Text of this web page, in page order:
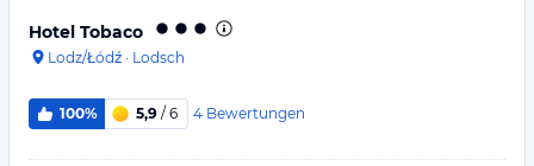
Hotel Tobaco
Lodz/Łódź · Lodsch
100% 5,9 / 6 4 Bewertungen